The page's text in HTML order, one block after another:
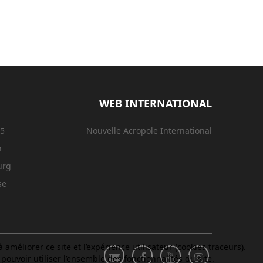
WEB INTERNATIONAL
Nouvelle Acropole International
ce site et l’expérience utilisateur (cookies traceurs).
utiliser l’ensemble des fonctionnalités du site.